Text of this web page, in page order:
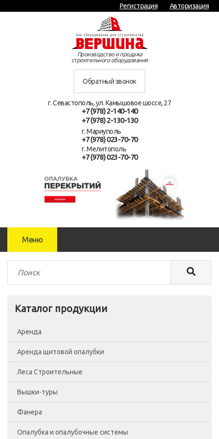
Регистрация Авторизация
Производство и продажа
строительного оборудования
Обратный звонок
г. Севастополь, ул. Камышовое шоссе, 27
+7 (978) 2-140-140
+7 (978) 2-130-130
г. Мариуполь
+7 (978) 023-70-70
г. Мелитополь
+7 (978) 023-70-70
Меню
Каталог продукции
Аренда
Аренда щитовой опалубки
Леса Строительные
Леса рамные
Помосты
Сетка фасадная
Вышки-туры
Вышка-тура ВСП-250/0.7
Вышка-тура ВСП-250/1.2
Фанера
Фанера Россия
Опалубка и опалубочные системы